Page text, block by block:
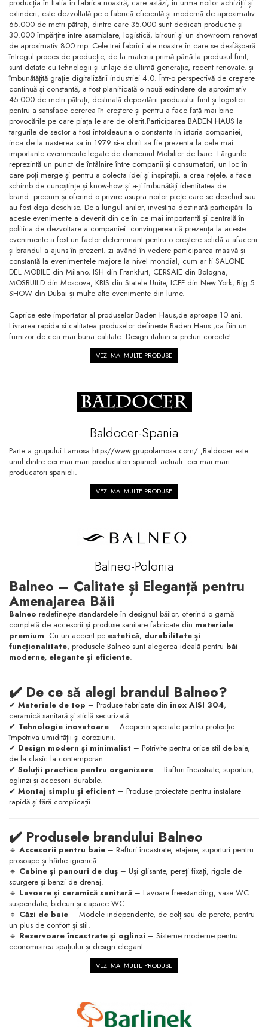
producția în Italia în fabrica noastră, care astăzi, în urma noilor achiziții și
extinderi, este dezvoltată pe o fabrică eficientă și modernă de aproximativ
65.000 de metri pătrați, dintre care 35.000 sunt dedicati producție și
30.000 împărțite între asamblare, logistică, birouri și un showroom renovat
de aproximativ 800 mp. Cele trei fabrici ale noastre în care se desfășoară
întregul proces de producție, de la materia primă până la produsul finit,
sunt dotate cu tehnologii și utilaje de ultimă generație, recent renovate. și
îmbunătățită grație digitalizării industriei 4.0. Într-o perspectivă de creștere
continuă și constantă, a fost planificată o nouă extindere de aproximativ
45.000 de metri pătrați, destinată depozitării produsului finit și logisticii
pentru a satisface cererea în creștere și pentru a face față mai bine
provocările pe care piața le are de oferit.Participarea BADEN HAUS la
targurile de sector a fost intotdeauna o constanta in istoria companiei,
inca de la nasterea sa in 1979 si-a dorit sa fie prezenta la cele mai
importante evenimente legate de domeniul Mobilier de baie. Târgurile
reprezintă un punct de întâlnire între companii și consumatori, un loc în
care poți merge și pentru a colecta idei și inspirații, a crea rețele, a face
schimb de cunoștințe și know-how și a-ți îmbunătăți identitatea de
brand. precum și oferind o privire asupra noilor piețe care se deschid sau
au fost deja deschise. De-a lungul anilor, investiția destinată participării la
aceste evenimente a devenit din ce în ce mai importantă și centrală în
politica de dezvoltare a companiei: convingerea că prezența la aceste
evenimente a fost un factor determinant pentru o creștere solidă a afacerii
și brandul a ajuns în prezent. zi având în vedere participarea masivă și
constantă la evenimentele majore la nivel mondial, cum ar fi SALONE
DEL MOBILE din Milano, ISH din Frankfurt, CERSAIE din Bologna,
MOSBUILD din Moscova, KBIS din Statele Unite, ICFF din New York, Big 5
SHOW din Dubai și multe alte evenimente din lume.
Caprice este importator al produselor Baden Haus,de aproape 10 ani.
Livrarea rapida si calitatea produselor defineste Baden Haus ,ca fiin un
furnizor de cea mai buna calitate .Design italian si preturi corecte!
VEZI MAI MULTE PRODUSE
Baldocer-Spania
Parte a grupului Lamosa https//www.grupolamosa.com/ ,Baldocer este
unul dintre cei mai mari producatori spanioli actuali. cei mai mari
producatori spanioli.
VEZI MAI MULTE PRODUSE
Balneo-Polonia
Balneo – Calitate și Eleganță pentru
Amenajarea Băii
Balneo redefinește standardele în designul băilor, oferind o gamă
completă de accesorii și produse sanitare fabricate din materiale
premium. Cu un accent pe estetică, durabilitate și
funcționalitate, produsele Balneo sunt alegerea ideală pentru băi
moderne, elegante și eficiente.
✔️ De ce să alegi brandul Balneo?
✔ Materiale de top – Produse fabricate din inox AISI 304,
ceramică sanitară și sticlă securizată.
✔ Tehnologie inovatoare – Acoperiri speciale pentru protecție
împotriva umidității și coroziunii.
✔ Design modern și minimalist – Potrivite pentru orice stil de baie,
de la clasic la contemporan.
✔ Soluții practice pentru organizare – Rafturi încastrate, suporturi,
oglinzi și accesorii durabile.
✔ Montaj simplu și eficient – Produse proiectate pentru instalare
rapidă și fără complicații.
✔️ Produsele brandului Balneo
🔹 Accesorii pentru baie – Rafturi încastrate, etajere, suporturi pentru
prosoape și hârtie igienică.
🔹 Cabine și panouri de duș – Uși glisante, pereți fixați, rigole de
scurgere și benzi de drenaj.
🔹 Lavoare și ceramică sanitară – Lavoare freestanding, vase WC
suspendate, bideuri și capace WC.
🔹 Căzi de baie – Modele independente, de colț sau de perete, pentru
un plus de confort și stil.
🔹 Rezervoare încastrate și oglinzi – Sisteme moderne pentru
economisirea spațiului și design elegant.
VEZI MAI MULTE PRODUSE